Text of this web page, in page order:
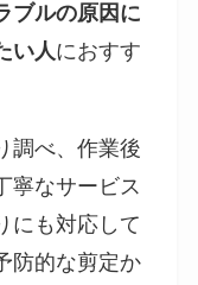
ブルの原因に
い人 におすす
調べ、作業後
寧なサービス
にも対応して
防的な剪定か